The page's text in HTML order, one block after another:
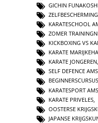
GICHIN FUNAKOSHI
KARATESCHOOL
ZOMER
KICKBOXING VS
KARATE
KARATE JONGEREN,
SELF DEFENCE
BEGINNERSCURSUS
KARATESPORT
KARATE PRIVELES
OOSTERSE
JAPANSE